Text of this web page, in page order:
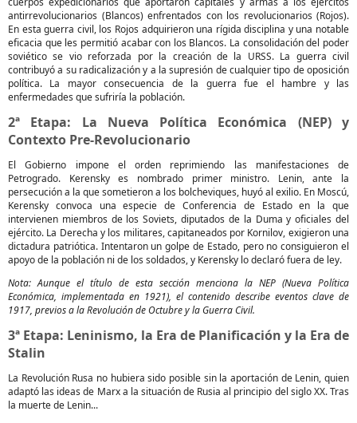
antirrevolucionarios (Blancos) enfrentados con los revolucionarios (Rojos).
En esta guerra civil, los Rojos adquirieron una rígida disciplina y una notable
eficacia que les permitió acabar con los Blancos. La consolidación del poder
soviético se vio reforzada por la creación de la URSS. La guerra civil
contribuyó a su radicalización y a la supresión de cualquier tipo de oposición
política. La mayor consecuencia de la guerra fue el hambre y las
enfermedades que sufriría la población.
2ª Etapa: La Nueva Política Económica (NEP) y
Contexto Pre-Revolucionario
El Gobierno impone el orden reprimiendo las manifestaciones de
Petrogrado. Kerensky es nombrado primer ministro. Lenin, ante la
persecución a la que sometieron a los bolcheviques, huyó al exilio. En Moscú,
Kerensky convoca una especie de Conferencia de Estado en la que
intervienen miembros de los Soviets, diputados de la Duma y oficiales del
ejército. La Derecha y los militares, capitaneados por Kornilov, exigieron una
dictadura patriótica. Intentaron un golpe de Estado, pero no consiguieron el
apoyo de la población ni de los soldados, y Kerensky lo declaró fuera de ley.
Nota: Aunque el título de esta sección menciona la NEP (Nueva Política
Económica, implementada en 1921), el contenido describe eventos clave de
1917, previos a la Revolución de Octubre y la Guerra Civil.
3ª Etapa: Leninismo, la Era de Planificación y la Era de
Stalin
La Revolución Rusa no hubiera sido posible sin la aportación de Lenin, quien
adaptó las ideas de Marx a la situación de Rusia al principio del siglo XX. Tras
la muerte de Lenin...